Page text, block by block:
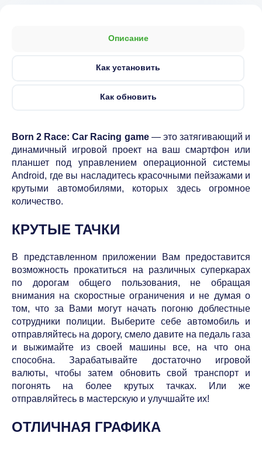
Описание
Как установить
Как обновить
Born 2 Race: Car Racing game — это затягивающий и
динамичный игровой проект на ваш смартфон или
планшет под управлением операционной системы
Android, где вы насладитесь красочными пейзажами и
крутыми автомобилями, которых здесь огромное
количество.
КРУТЫЕ ТАЧКИ
В представленном приложении Вам предоставится
возможность прокатиться на различных суперкарах
по дорогам общего пользования, не обращая
внимания на скоростные ограничения и не думая о
том, что за Вами могут начать погоню доблестные
сотрудники полиции. Выберите себе автомобиль и
отправляйтесь на дорогу, смело давите на педаль газа
и выжимайте из своей машины все, на что она
способна. Зарабатывайте достаточно игровой
валюты, чтобы затем обновить свой транспорт и
погонять на более крутых тачках. Или же
отправляйтесь в мастерскую и улучшайте их!
ОТЛИЧНАЯ ГРАФИКА